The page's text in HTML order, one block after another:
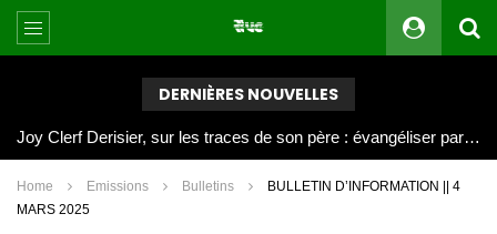
DERNIÈRES NOUVELLES
Joy Clerf Derisier, sur les traces de son père : évangéliser par la musique
Home Emissions Bulletins
BULLETIN D’INFORMATION || 4
MARS 2025